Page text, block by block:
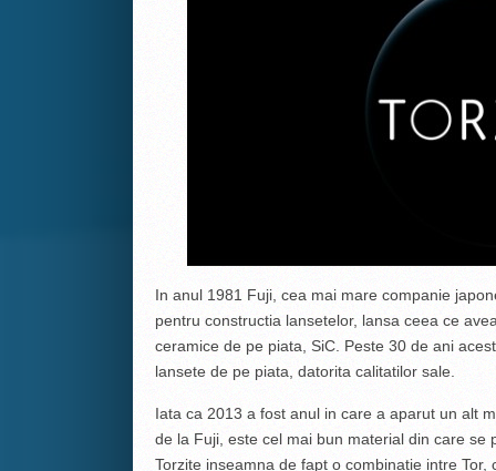
In anul 1981 Fuji, cea mai mare companie
pentru constructia lansetelor, lansa ceea ce
ceramice de pe piata, SiC. Peste 30 de ani
lansete de pe piata, datorita calitatilor sale.
Iata ca 2013 a fost anul in care a aparut un alt
de la Fuji, este cel mai bun material din care se
Torzite inseamna de fapt o combinatie intre